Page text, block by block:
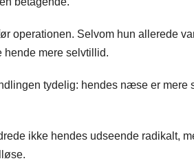
operationen. Selvom hun allerede
mere selvtillid.
tydelig: hendes næse er mere
ikke hendes udseende radikalt,